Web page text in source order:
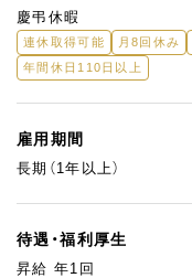
慶弔休暇
連休取得可能 月8回休み
年間休日110日以上
雇用期間
長期（1年以上）
待遇・福利厚生
昇給 年1回